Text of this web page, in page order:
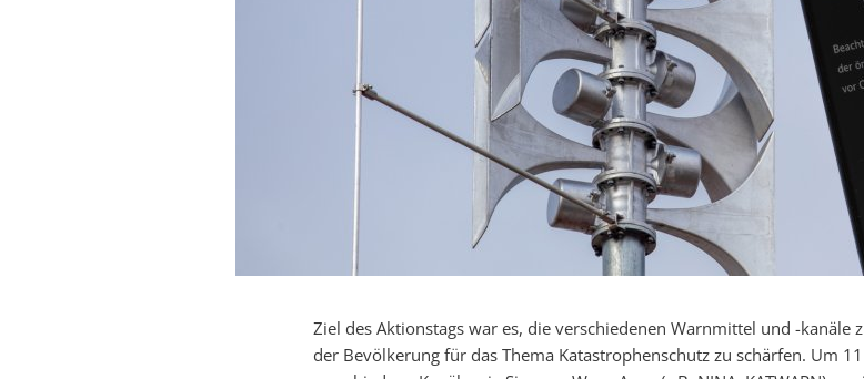
Ziel des Aktionstags war es, die verschiedenen Warnmittel und -kanäle
der Bevölkerung für das Thema Katastrophenschutz zu schärfen. Um